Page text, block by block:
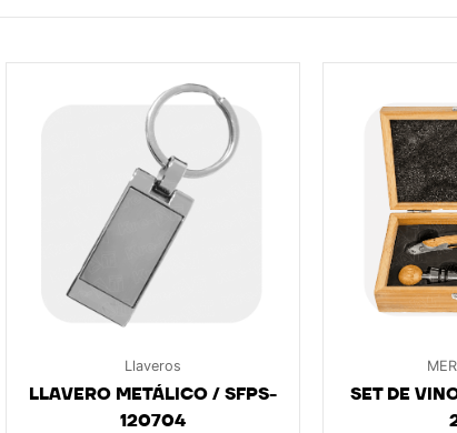
Llaveros
LLAVERO METÁLICO / SFPS-
120704
SET DE